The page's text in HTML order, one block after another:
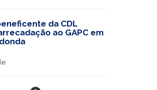
da CDL
ao GAPC em